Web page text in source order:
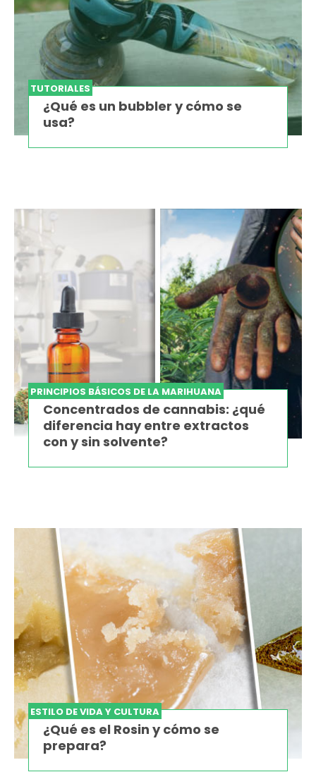
TUTORIALES
¿Qué es un bubbler y cómo se
usa?
PRINCIPIOS BÁSICOS DE LA MARIHUANA
Concentrados de cannabis: ¿qué
diferencia hay entre extractos
con y sin solvente?
ESTILO DE VIDA Y CULTURA
¿Qué es el Rosin y cómo se
prepara?